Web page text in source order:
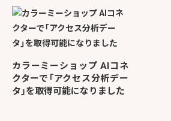
カラーミーショップ AIコネ
クターで「アクセス分析デー
タ」を取得可能になりました